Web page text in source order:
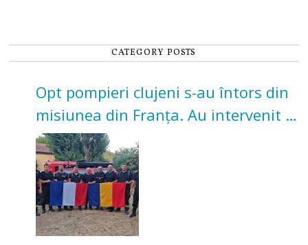
CATEGORY POSTS
Opt pompieri clujeni s-au întors din
misiunea din Franța. Au intervenit la
incendii de vegetație și pădure